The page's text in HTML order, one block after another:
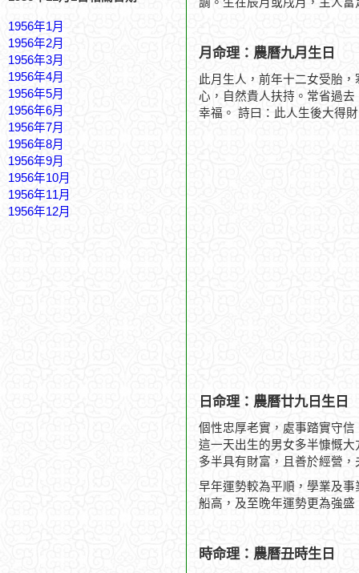
1956年1月
1956年2月
1956年3月
1956年4月
1956年5月
1956年6月
1956年7月
1956年8月
1956年9月
1956年10月
1956年11月
1956年12月
月命理：農曆九月生日
此月生人，前年十二女受胎
心，自然貴人扶持。常省過
幸福。 詩曰：此人生後大得
日命理：農曆廿九日生日
個性忠厚老實，處事踏實守
這一天出生的男女多半慷慨
多半具有財富，且善於經營
早年運勢較為平順，學業及
船高，及至晚年運勢更為強
時命理：農曆丑時生日